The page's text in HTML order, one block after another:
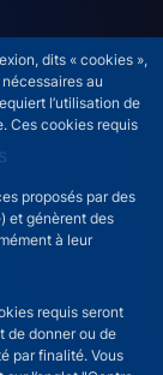
dits « cookies »,
au
l’utilisation de
Ces cookies requis
proposés par des
et génèrent des
à leur
requis seront
de donner ou de
par finalité. Vous